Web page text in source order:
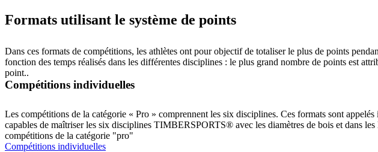
Formats utilisant le système de points
Dans ces formats de compétitions, les athlètes ont pour objectif de totaliser le plus de points
fonction des temps réalisés dans les différentes disciplines : le plus grand nombre de points est
point..
Compétitions individuelles
Les compétitions de la catégorie « Pro » comprennent les six disciplines. Ces formats sont
capables de maîtriser les six disciplines TIMBERSPORTS® avec les diamètres de bois et dans
compétitions de la catégorie "pro"
Compétitions individuelles